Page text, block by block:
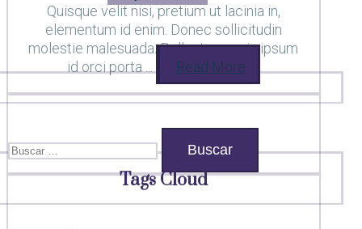
Quisque velit nisi, pretium ut lacinia in,
elementum id enim. Donec sollicitudin
molestie malesuada. Pellentesque in ipsum
id orci porta ...
Read More
Buscar:
Tags Cloud